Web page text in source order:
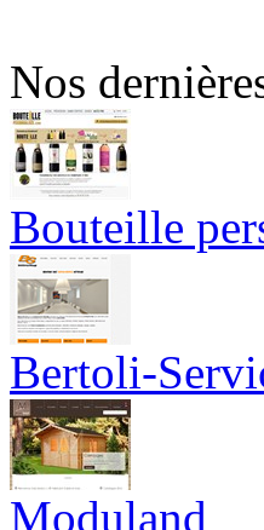
Nos
Bouteille
Bertoli-
Moduland